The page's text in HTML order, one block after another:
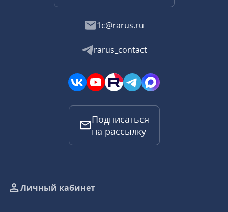
1c@rarus.ru
rarus_contact
Подписаться
на рассылку
Личный кабинет